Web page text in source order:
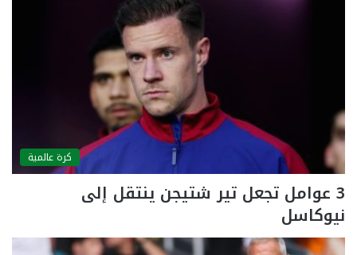
كرة عالمية
3 عوامل تجعل تير شتيجن ينتقل إلى
نيوكاسل